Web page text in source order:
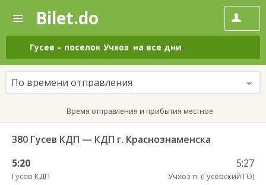
—
Поиск
и
покупка
билетов
на
автобус
онлайн
Bilet.do
Гусев – поселок Учхоз на все дни
По времени отправления
Время отправления и прибытия местное
380 Гусев КДП — КДП г. Краснознаменска
5:20
Гусев КДП
5:27
Учхоз п. (Гусевский ГО)